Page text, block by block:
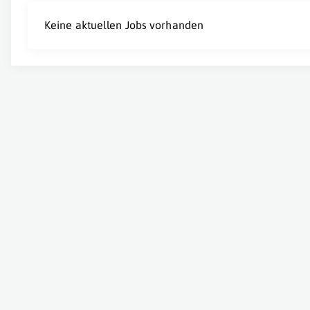
Keine aktuellen Jobs vorhanden